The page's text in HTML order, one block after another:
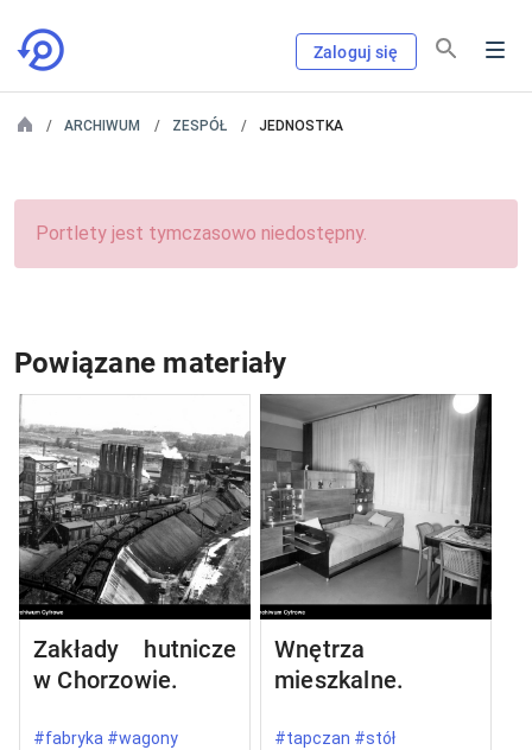
Zaloguj się
ARCHIWUM ZESPÓŁ JEDNOSTKA
Portlety jest tymczasowo niedostępny.
Powiązane materiały
Zakłady hutnicze
w Chorzowie.
#fabryka #wagony
Wnętrza
mieszkalne.
#tapczan #stół